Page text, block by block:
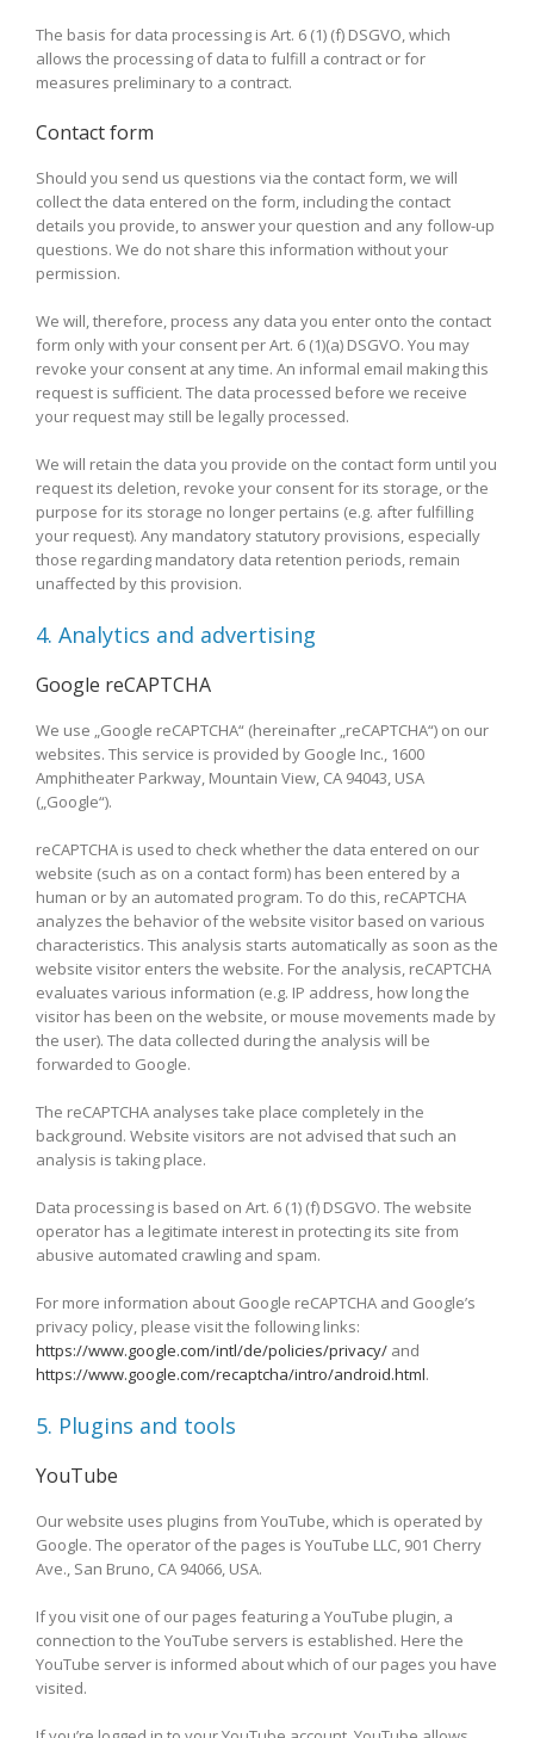
The basis for data processing is Art. 6 (1) (f) DSGVO, which
allows the processing of data to fulfill a contract or for
measures preliminary to a contract.
Contact form
Should you send us questions via the contact form, we will
collect the data entered on the form, including the contact
details you provide, to answer your question and any follow-up
questions. We do not share this information without your
permission.
We will, therefore, process any data you enter onto the contact
form only with your consent per Art. 6 (1)(a) DSGVO. You may
revoke your consent at any time. An informal email making this
request is sufficient. The data processed before we receive
your request may still be legally processed.
We will retain the data you provide on the contact form until you
request its deletion, revoke your consent for its storage, or the
purpose for its storage no longer pertains (e.g. after fulfilling
your request). Any mandatory statutory provisions, especially
those regarding mandatory data retention periods, remain
unaffected by this provision.
4. Analytics and advertising
Google reCAPTCHA
We use „Google reCAPTCHA“ (hereinafter „reCAPTCHA“) on our
websites. This service is provided by Google Inc., 1600
Amphitheater Parkway, Mountain View, CA 94043, USA
(„Google“).
reCAPTCHA is used to check whether the data entered on our
website (such as on a contact form) has been entered by a
human or by an automated program. To do this, reCAPTCHA
analyzes the behavior of the website visitor based on various
characteristics. This analysis starts automatically as soon as the
website visitor enters the website. For the analysis, reCAPTCHA
evaluates various information (e.g. IP address, how long the
visitor has been on the website, or mouse movements made by
the user). The data collected during the analysis will be
forwarded to Google.
The reCAPTCHA analyses take place completely in the
background. Website visitors are not advised that such an
analysis is taking place.
Data processing is based on Art. 6 (1) (f) DSGVO. The website
operator has a legitimate interest in protecting its site from
abusive automated crawling and spam.
For more information about Google reCAPTCHA and Google’s
privacy policy, please visit the following links:
https://www.google.com/intl/de/policies/privacy/ and
https://www.google.com/recaptcha/intro/android.html.
5. Plugins and tools
YouTube
Our website uses plugins from YouTube, which is operated by
Google. The operator of the pages is YouTube LLC, 901 Cherry
Ave., San Bruno, CA 94066, USA.
If you visit one of our pages featuring a YouTube plugin, a
connection to the YouTube servers is established. Here the
YouTube server is informed about which of our pages you have
visited.